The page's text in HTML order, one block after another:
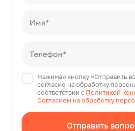
Имя*
Телефон*
Нажимая кнопку «Отправить
согласие на обработку
соответствии с Политикой
Согласием на обработку
Отправить